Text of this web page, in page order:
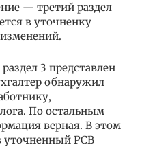
— третий раздел
в уточненку
3 представлен
обнаружил
По остальным
верная. В этом
уточненный РСВ